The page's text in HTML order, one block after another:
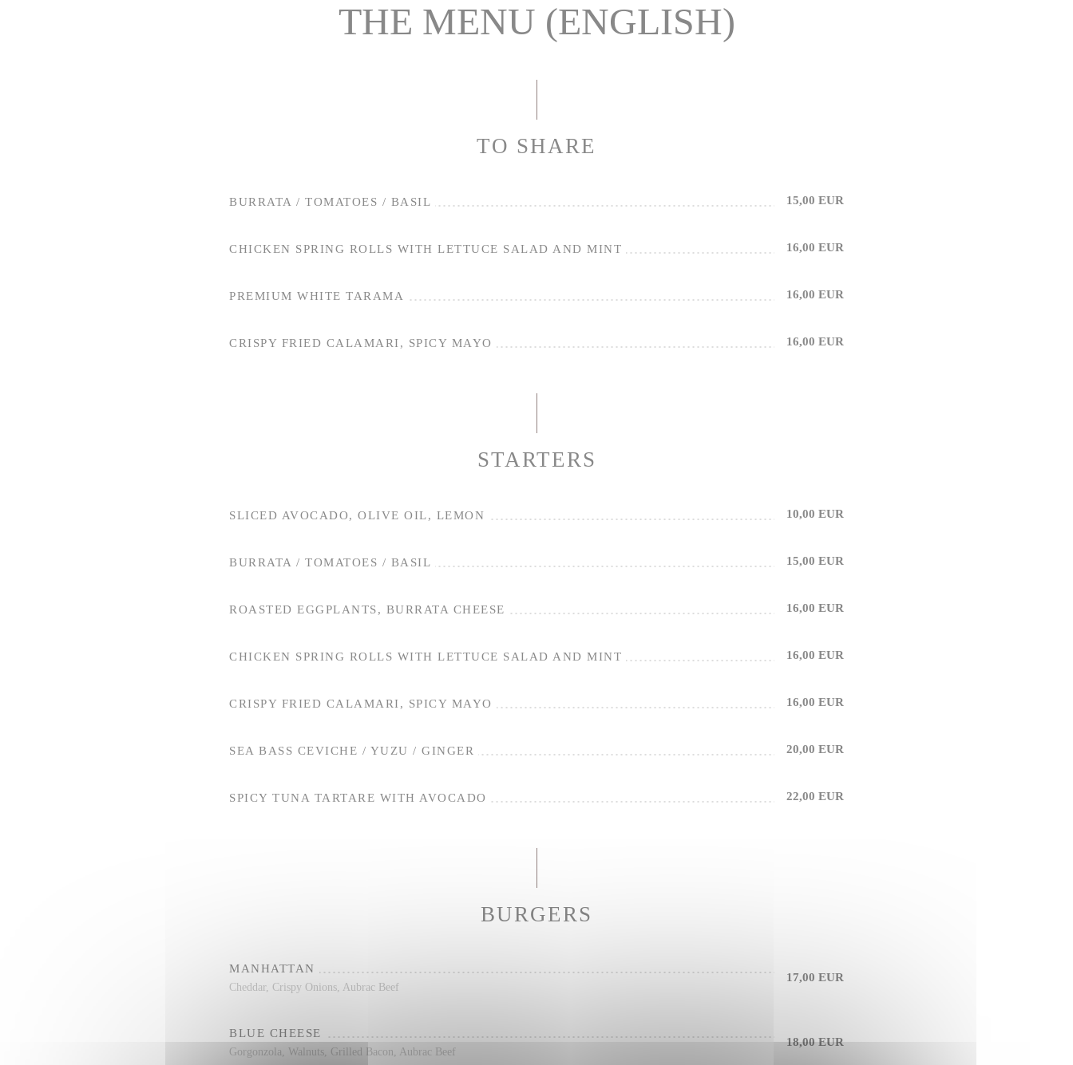
THE MENU (ENGLISH)
TO SHARE
BURRATA / TOMATOES / BASIL 15,00 EUR
CHICKEN SPRING ROLLS WITH LETTUCE SALAD AND MINT 16,00 EUR
PREMIUM WHITE TARAMA 16,00 EUR
CRISPY FRIED CALAMARI, SPICY MAYO 16,00 EUR
STARTERS
SLICED AVOCADO, OLIVE OIL, LEMON 10,00 EUR
BURRATA / TOMATOES / BASIL 15,00 EUR
ROASTED EGGPLANTS, BURRATA CHEESE 16,00 EUR
CHICKEN SPRING ROLLS WITH LETTUCE SALAD AND MINT 16,00 EUR
CRISPY FRIED CALAMARI, SPICY MAYO 16,00 EUR
SEA ​​BASS CEVICHE / YUZU / GINGER 20,00 EUR
SPICY TUNA TARTARE WITH AVOCADO 22,00 EUR
BURGERS
MANHATTAN
Cheddar, Crispy Onions, Aubrac Beef
17,00 EUR
BLUE CHEESE
Gorgonzola, Walnuts, Grilled Bacon, Aubrac Beef
18,00 EUR